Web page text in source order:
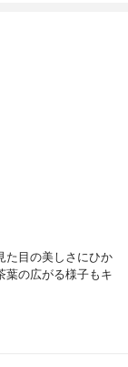
た目の美しさにひか
葉の広がる様子もキ